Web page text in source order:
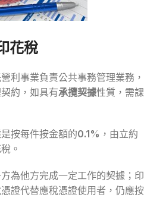
花稅
利事業負責公共事務管理業務，
約，如具有承攬契據性質，需課
按每件按金額的0.1% ，由立約
。
為他方完成一定工作的契據；印
證代替應稅憑證使用者，仍應按